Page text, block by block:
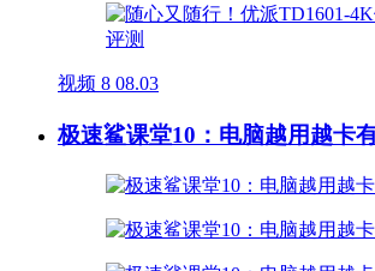
视频 8 08.03
极速鲨课堂10：电脑越用越卡